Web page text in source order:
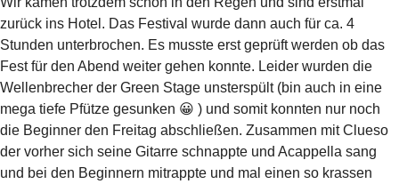
zurück ins Hotel. Das Festival wurde dann auch für ca. 4
Stunden unterbrochen. Es musste erst geprüft werden ob das
Fest für den Abend weiter gehen konnte. Leider wurden die
Wellenbrecher der Green Stage unsterspült (bin auch in eine
mega tiefe Pfütze gesunken 😀 ) und somit konnten nur noch
die Beginner den Freitag abschließen. Zusammen mit Clueso
der vorher sich seine Gitarre schnappte und Acappella sang
und bei den Beginnern mitrappte und mal einen so krassen